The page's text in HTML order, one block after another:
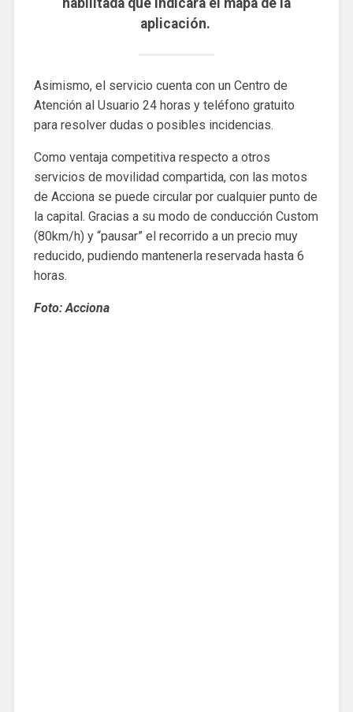
aplicación.
Asimismo, el servicio cuenta con un Centro de
Atención al Usuario 24 horas y teléfono gratuito
para resolver dudas o posibles incidencias.
Como ventaja competitiva respecto a otros
servicios de movilidad compartida, con las motos
de Acciona se puede circular por cualquier punto de
la capital. Gracias a su modo de conducción Custom
(80km/h) y “pausar” el recorrido a un precio muy
reducido, pudiendo mantenerla reservada hasta 6
horas.
Foto: Acciona